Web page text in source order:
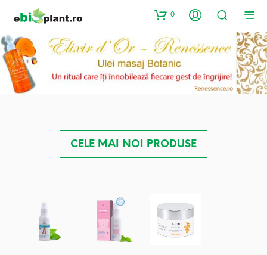
0
CELE MAI NOI PRODUSE